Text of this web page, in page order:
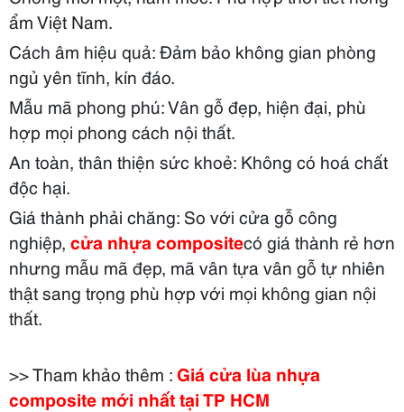
sơn Pu
900 x
ẩm Việt Nam.
Cách âm hiệu quả: Đảm bảo không gian phòng
ngủ yên tĩnh, kín đáo.
Mẫu mã phong phú: Vân gỗ đẹp, hiện đại, phù
hợp mọi phong cách nội thất.
An toàn, thân thiện sức khoẻ: Không có hoá chất
độc hại.
Giá thành phải chăng: So với cửa gỗ công
nghiệp, cửa nhựa compositecó giá thành rẻ hơn
nhưng mẫu mã đẹp, mã vân tựa vân gỗ tự nhiên
thật sang trọng phù hợp với mọi không gian nội
thất.
>> Tham khảo thêm :Giá cửa lùa nhựa
composite mới nhất tại TP HCM